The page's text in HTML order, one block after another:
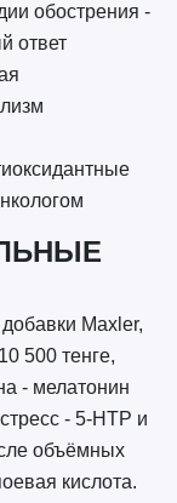
обострения -
ответ
Maxler,
500 тенге,
- мелатонин
- 5-HTP и
объёмных
кислота.